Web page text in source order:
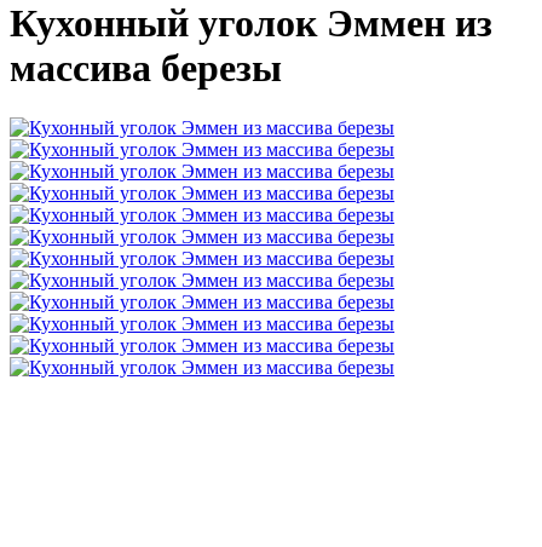
Кухонный уголок Эммен из
массива березы